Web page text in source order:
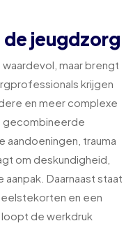
jeugdzorg
maar brengt
krijgen
en meer complexe
gecombineerde
trauma
om deskundigheid,
Daarnaast staat
en een
de werkdruk